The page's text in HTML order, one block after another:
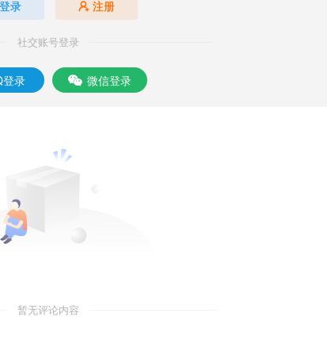
登录 注册
社交账号登录
录 微信登录
暂无评论内容